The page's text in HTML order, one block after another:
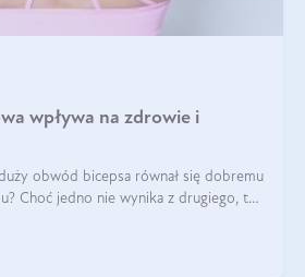
wpływa na zdrowie i
obwód bicepsa równał się dobremu
Choć jedno nie wynika z drugiego, to